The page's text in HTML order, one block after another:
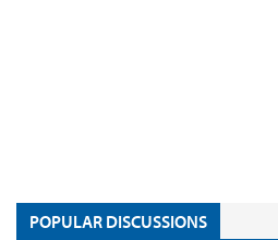
POPULAR DISCUSSIONS